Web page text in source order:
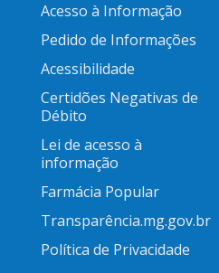
Acesso à Informação
Pedido de Informações
Acessibilidade
Certidões Negativas de
Débito
Lei de acesso à
informação
Farmácia Popular
Transparência.mg.gov.br
Política de Privacidade